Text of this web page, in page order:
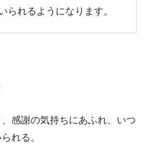
られるようになります。
感謝の気持ちにあふれ、いつ
れる。